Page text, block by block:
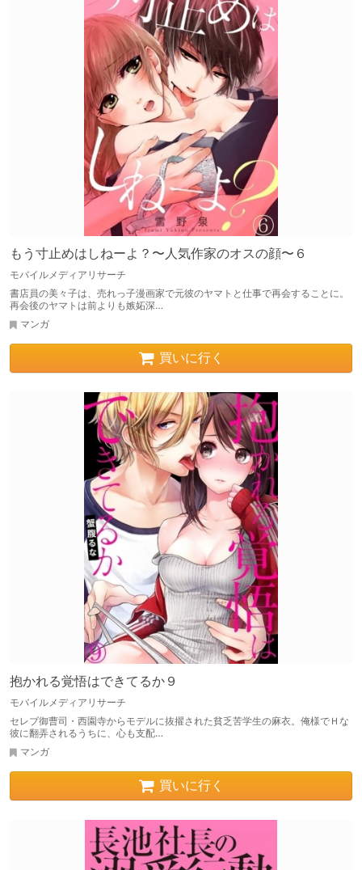
もう寸止めはしねーよ？〜人気作家のオスの顔〜６
モバイルメディアリサーチ
書店員の美々子は、売れっ子漫画家で元彼のヤマトと仕事で再会することに。
再会後のヤマトは前よりも嫉妬深…
マンガ
買いに行く
抱かれる覚悟はできてるか９
モバイルメディアリサーチ
セレブ御曹司・西園寺からモデルに抜擢された貧乏苦学生の麻衣。俺様でＨな
彼に翻弄されるうちに、心も支配…
マンガ
買いに行く